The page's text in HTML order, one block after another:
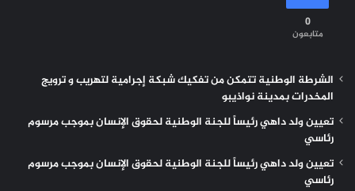
0
متابعون
الشرطة الوطنية تتمكن من تفكيك شبكة إجرامية لتهريب و ترويج
المخدرات بمدينة نواذيبو
تعيين ولد داهي رئيساً للجنة الوطنية لحقوق الإنسان بموجب مرسوم
رئاسي
تعيين ولد داهي رئيساً للجنة الوطنية لحقوق الإنسان بموجب مرسوم
رئاسي